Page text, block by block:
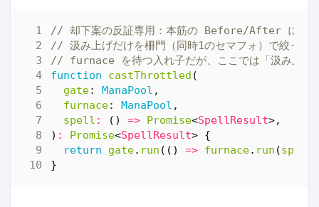
function castThrottled (
gate: ManaPool ,
furnace: ManaPool ,
spell : () => Promise<SpellResult>,
) : Promise<SpellResult> {
return
gate. run (() => furnace. run (spell
}